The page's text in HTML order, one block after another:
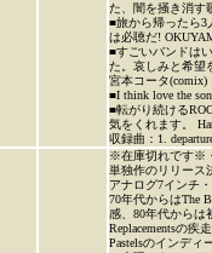
た、闇を掻き消す
■旅から帰ったら3
は必聴だ!
■すごいバンドは
た。哀しみと希望
宮本コータ(comix)
■I think love the
■転がり続ける
気をくれます。
収録曲：1.
※在庫切れです※
単独作のリリース
アナログ7インチ
70年代からはThe
感、80年代からは
Replacementsの疾
Pastelsのインディ